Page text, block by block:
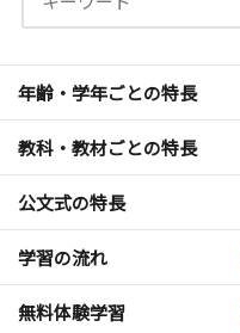
年齢・学年ごとの特長
教科・教材ごとの特長
公文式の特長
学習の流れ
無料体験学習